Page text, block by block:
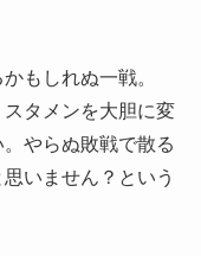
かもしれぬ一戦。
タメンを大胆に変
やらぬ敗戦で散る
いません？という